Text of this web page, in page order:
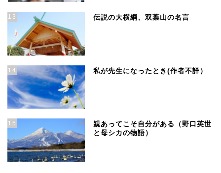
13 伝説の大横綱、双葉山の名言
14 私が先生になったとき(作者不詳）
15
親あってこそ自分がある（野口英世
と母シカの物語）